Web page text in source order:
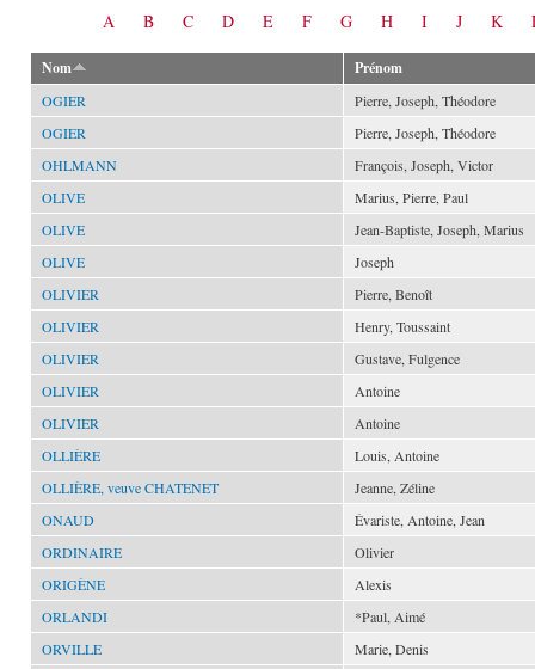
A B C D E F G H I J K
Nom Prénom
OGIER
Pierre, Joseph, Théodore
OGIER
Pierre, Joseph, Théodore
OHLMANN
François, Joseph, Victor
OLIVE
Marius, Pierre, Paul
OLIVE
Jean-Baptiste, Joseph, Marius
OLIVE
Joseph
OLIVIER
Pierre, Benoît
OLIVIER
Henry, Toussaint
OLIVIER
Gustave, Fulgence
OLIVIER
Antoine
OLIVIER
Antoine
OLLIÈRE
Louis, Antoine
OLLIÈRE, veuve CHATENET
Jeanne, Zéline
ONAUD
Évariste, Antoine, Jean
ORDINAIRE
Olivier
ORIGÈNE
Alexis
ORLANDI
*Paul, Aimé
ORVILLE
Marie, Denis